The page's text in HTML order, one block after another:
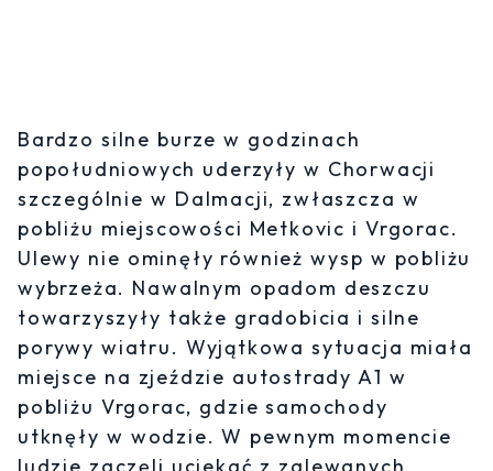
Bardzo silne burze w godzinach
popołudniowych uderzyły w Chorwacji
szczególnie w Dalmacji, zwłaszcza w
pobliżu miejscowości Metkovic i Vrgorac.
Ulewy nie ominęły również wysp w pobliżu
wybrzeża. Nawalnym opadom deszczu
towarzyszyły także gradobicia i silne
porywy wiatru. Wyjątkowa sytuacja miała
miejsce na zjeździe autostrady A1 w
pobliżu Vrgorac, gdzie samochody
utknęły w wodzie. W pewnym momencie